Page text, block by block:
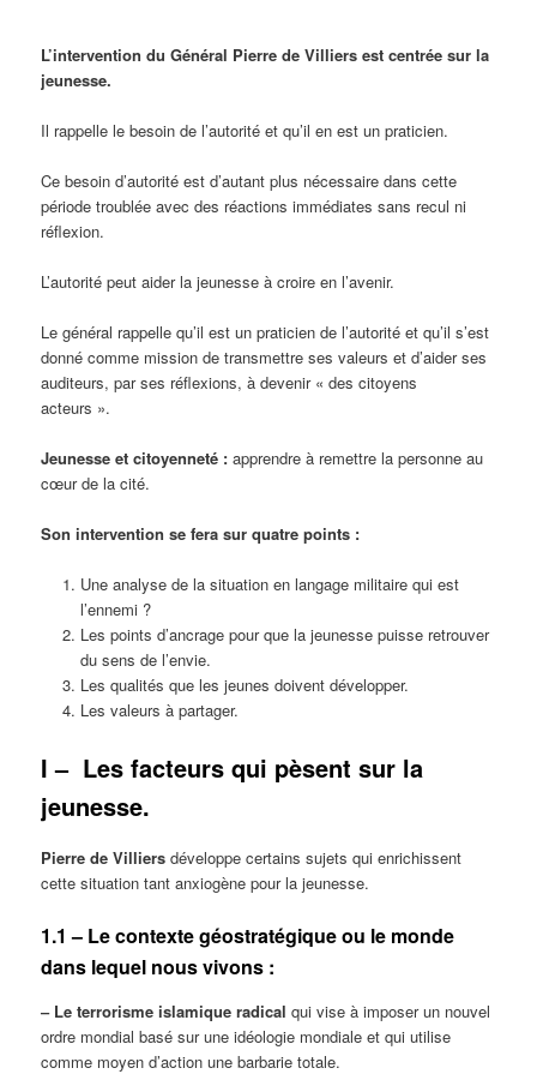
L’intervention du Général Pierre de Villiers est centrée sur la
jeunesse.
Il rappelle le besoin de l’autorité et qu’il en est un praticien.
Ce besoin d’autorité est d’autant plus nécessaire dans cette
période troublée avec des réactions immédiates sans recul ni
réflexion.
L’autorité peut aider la jeunesse à croire en l’avenir.
Le général rappelle qu’il est un praticien de l’autorité et qu’il s’est
donné comme mission de transmettre ses valeurs et d’aider ses
auditeurs, par ses réflexions, à devenir « des citoyens
acteurs ».
Jeunesse et citoyenneté : apprendre à remettre la personne au
cœur de la cité.
Son intervention se fera sur quatre points :
Une analyse de la situation en langage militaire qui est
l’ennemi ?
Les points d’ancrage pour que la jeunesse puisse retrouver
du sens de l’envie.
Les qualités que les jeunes doivent développer.
Les valeurs à partager.
I – Les facteurs qui pèsent sur la
jeunesse.
Pierre de Villiersdéveloppe certains sujets qui enrichissent
cette situation tant anxiogène pour la jeunesse.
1.1 – Le contexte géostratégique ou le monde
dans lequel nous vivons :
‒ Le terrorisme islamique radical qui vise à imposer un nouvel
ordre mondial basé sur une idéologie mondiale et qui utilise
comme moyen d’action une barbarie totale.